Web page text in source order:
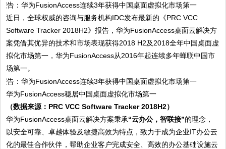
近日，全球权威的咨询与服务机构IDC发布最新的《PRC VCC
Software Tracker 2018H2》报告，华为FusionAccess桌面云解决方
案凭借其优异的技术和市场表现获得2018 H2及2018全年中国桌面虚
拟化市场第一，华为FusionAccess从2016年起连续多年蝉联中国市
场第一。
华为FusionAccess稳居中国桌面虚拟化市场第一
（数据来源：PRC VCC Software Tracker 2018H2）
华为FusionAccess桌面云解决方案秉承“云办公，智联接”的理念，
以安全可靠、卓越体验及敏捷高效为特点，致力于成为企业IT办公云
化的最佳合作伙伴，帮助企业客户完成安全、高效的办公基础设施云